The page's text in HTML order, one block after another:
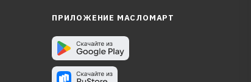
ПРИЛОЖЕНИЕ МАСЛОМАРТ